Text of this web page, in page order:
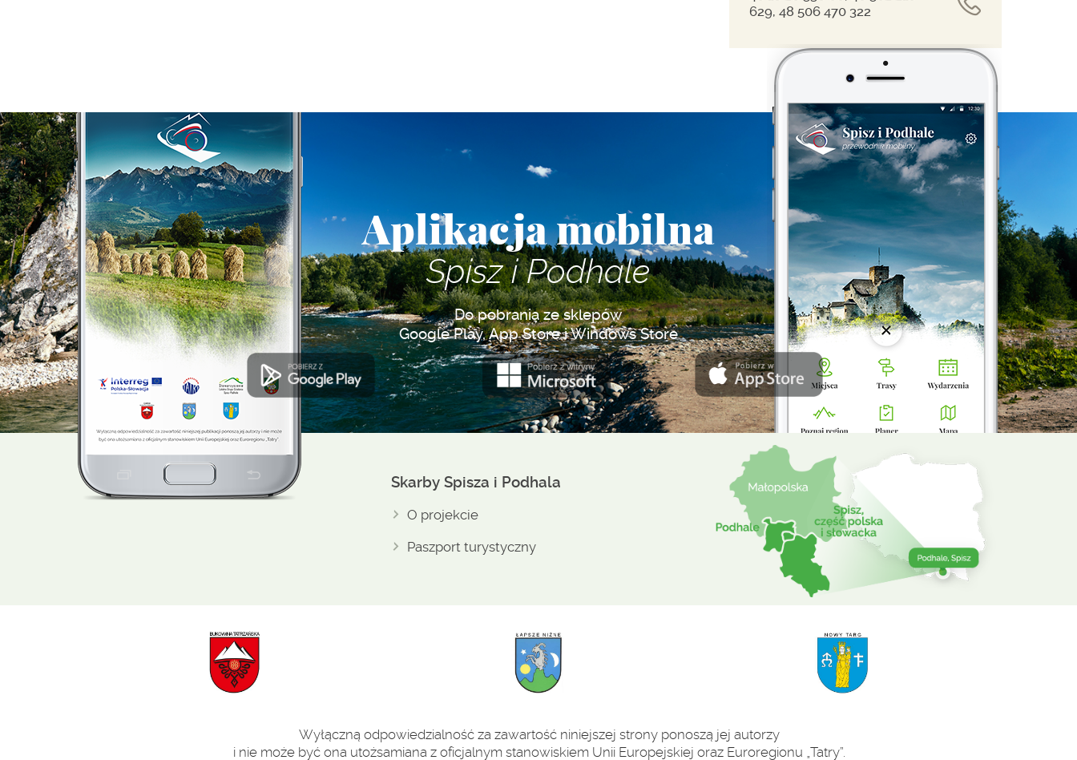
629, 48 506 470 322
Aplikacja mobilna
Spisz i Podhale
Do pobrania ze sklepów
Google Play, App Store i Windows Store
Skarby Spisza i Podhala
O projekcie
Paszport turystyczny
Wyłączną odpowiedzialność za zawartość niniejszej strony ponoszą jej autorzy
i nie może być ona utożsamiana z oficjalnym stanowiskiem Unii Europejskiej oraz Euroregionu „Tatry”.